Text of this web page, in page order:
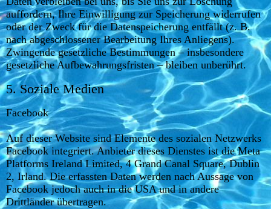
auffordern, Ihre Einwilligung zur Speicherung widerrufen
oder der Zweck für die Datenspeicherung entfällt (z. B.
nach abgeschlossener Bearbeitung Ihres Anliegens).
Zwingende gesetzliche Bestimmungen – insbesondere
gesetzliche Aufbewahrungsfristen – bleiben unberührt.
5. Soziale Medien
Facebook
Auf dieser Website sind Elemente des sozialen Netzwerks
Facebook integriert. Anbieter dieses Dienstes ist die Meta
Platforms Ireland Limited, 4 Grand Canal Square, Dublin
2, Irland. Die erfassten Daten werden nach Aussage von
Facebook jedoch auch in die USA und in andere
Drittländer übertragen.